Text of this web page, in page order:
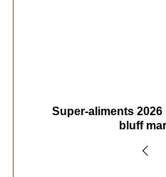
Super-aliments
bluff